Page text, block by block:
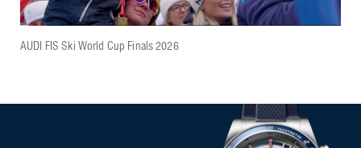
AUDI FIS Ski World Cup Finals 2026